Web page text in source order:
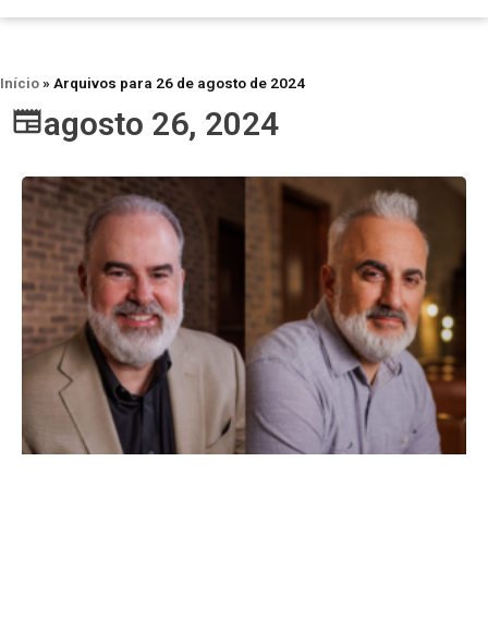
Início» Arquivos para 26 de agosto de 2024
agosto 26, 2024